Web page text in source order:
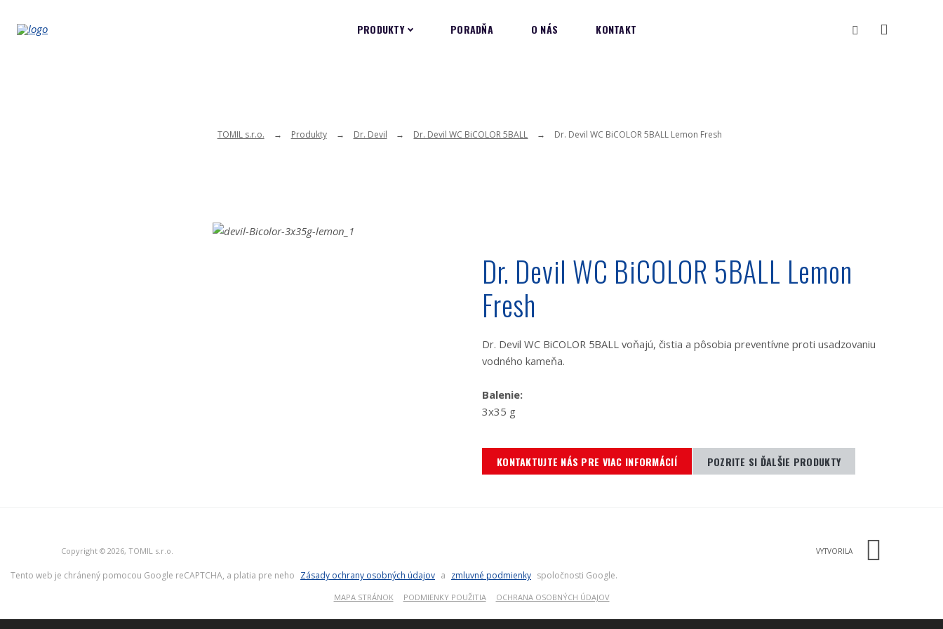
PRODUKTY PORADŇA O NÁS KONTAKT Vyhledávání
TOMIL s.r.o. Produkty Dr. Devil Dr. Devil WC BiCOLOR 5BALL Dr. Devil WC BiCOLOR 5BALL Lemon Fresh
Dr. Devil WC BiCOLOR 5BALL Lemon
Fresh
Dr. Devil WC BiCOLOR 5BALL voňajú, čistia a pôsobia preventívne proti usadzovaniu
vodného kameňa.
Balenie:
3x35 g
KONTAKTUJTE NÁS PRE VIAC INFORMÁCIÍ POZRITE SI ĎALŠIE PRODUKTY
Copyright © 2026, TOMIL s.r.o. VYTVORILA
Tento web je chránený pomocou Google reCAPTCHA, a platia pre neho Zásady ochrany osobných údajov a zmluvné podmienky spoločnosti Google.
MAPA STRÁNOK PODMIENKY POUŽITIA OCHRANA OSOBNÝCH ÚDAJOV